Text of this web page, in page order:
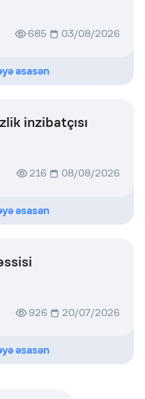
685 03/08/2026
əsasən
inzibatçısı
216 08/08/2026
əsasən
926 20/07/2026
əsasən